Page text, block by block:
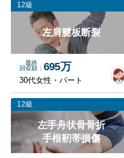
12級
左肩腱板断裂
最終
回収額
695万
30代女性・パート
12級
左手舟状骨骨折
手根靭帯損傷